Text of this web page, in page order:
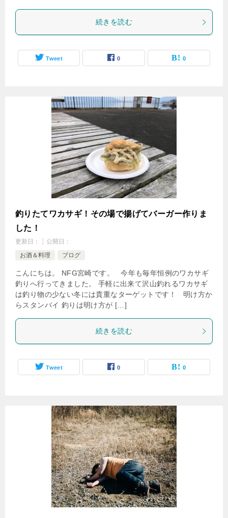
続きを読む
Tweet 0 0
釣りたてワカサギ！その場で揚げてバーガー作りま
した！
更新日：
公開日：
お酒＆料理
ブログ
こんにちは。 NFG宮崎です。 今年も毎年恒例のワカサギ
釣りへ行ってきました。 手軽に出来て沢山釣れるワカサギ
は釣り物の少ない冬には貴重なターゲットです！ 明け方か
らスタンバイ 釣りは明け方が […]
続きを読む
Tweet 0 0